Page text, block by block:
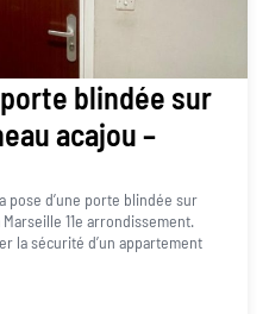
blindée sur
acajou –
pose d’une porte blindée sur
11e arrondissement.
la sécurité d’un appartement